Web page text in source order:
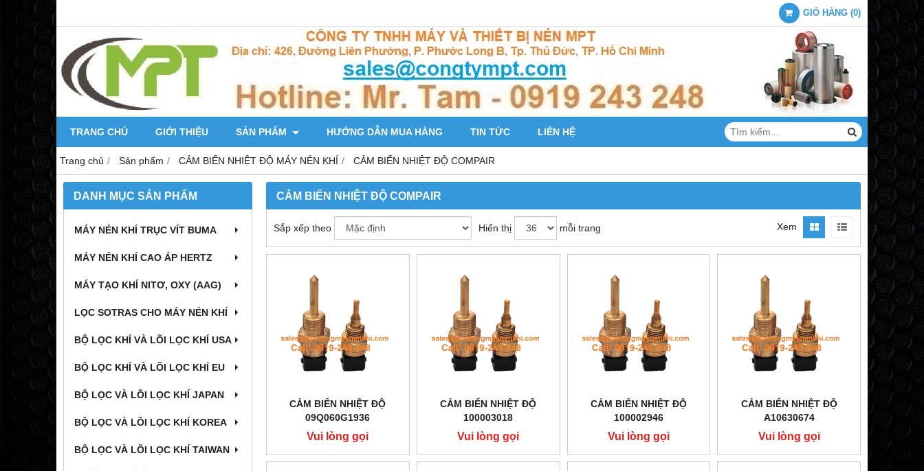
GIỎ HÀNG (0)
TRANG CHỦ GIỚI THIỆU SẢN PHẨM HƯỚNG DẪN MUA HÀNG TIN TỨC LIÊN HỆ
Trang chủ Sản phẩm CẢM BIẾN NHIỆT ĐỘ MÁY NÉN KHÍ CẢM BIẾN NHIỆT ĐỘ COMPAIR
DANH MỤC SẢN PHẨM
MÁY NÉN KHÍ TRỤC VÍT BUMA
MÁY NÉN KHÍ CAO ÁP HERTZ
MÁY TẠO KHÍ NITƠ, OXY (AAG)
LỌC SOTRAS CHO MÁY NÉN KHÍ
BỘ LỌC KHÍ VÀ LÕI LỌC KHÍ USA
BỘ LỌC KHÍ VÀ LÕI LỌC KHÍ EU
BỘ LỌC VÀ LÕI LỌC KHÍ JAPAN
BỘ LỌC VÀ LÕI LỌC KHÍ KOREA
BỘ LỌC VÀ LÕI LỌC KHÍ TAIWAN
CẢM BIẾN NHIỆT ĐỘ COMPAIR
Sắp xếp theo Hiển thị mỗi trang Xem
CẢM BIẾN NHIỆT ĐỘ
09Q060G1936
Vui lòng gọi
CẢM BIẾN NHIỆT ĐỘ
100003018
Vui lòng gọi
CẢM BIẾN NHIỆT ĐỘ
100002946
Vui lòng gọi
CẢM BIẾN NHIỆT ĐỘ
A10630674
Vui lòng gọi